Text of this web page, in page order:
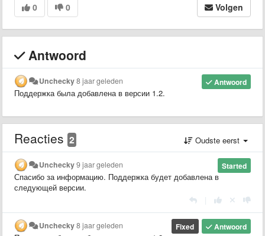
0 0 Volgen
Antwoord
Antwoord
Unchecky8 jaar geleden
Поддержка была добавлена в версии 1.2.
Reacties 2 Oudste eerst
Started
Unchecky9 jaar geleden
Спасибо за информацию. Поддержка будет добавлена в
следующей версии.
Antwoord
Fixed
Unchecky8 jaar geleden